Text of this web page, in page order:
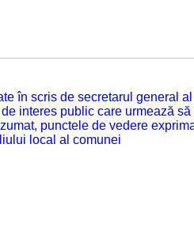
în scris de secretarul general
interes public care urmează
punctele de vedere
local al comunei